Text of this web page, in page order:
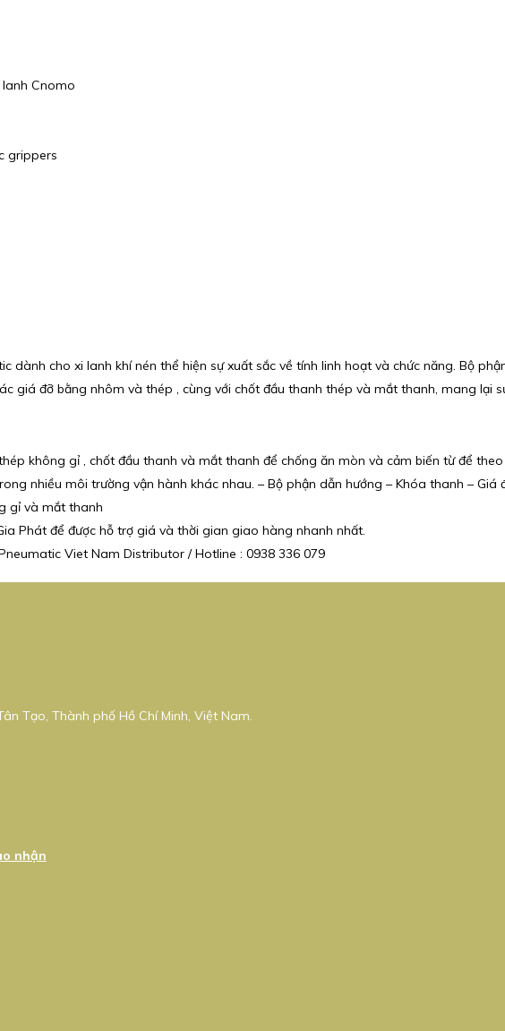
Cnomo
grippers
dành cho xi lanh khí nén thể hiện sự xuất sắc về tính linh hoạt và chức năng. Bộ
giá đỡ bằng nhôm và thép , cùng với chốt đầu thanh thép và mắt thanh, mang lại
không gỉ , chốt đầu thanh và mắt thanh để chống ăn mòn và cảm biến từ để
nhiều môi trường vận hành khác nhau. – Bộ phận dẫn hướng – Khóa thanh –
gỉ và mắt thanh
Phát để được hỗ trợ giá và thời gian giao hàng nhanh nhất.
Viet Nam Distributor / Hotline : 0938 336 079
Tạo, Thành phố Hồ Chí Minh, Việt Nam.
nhận